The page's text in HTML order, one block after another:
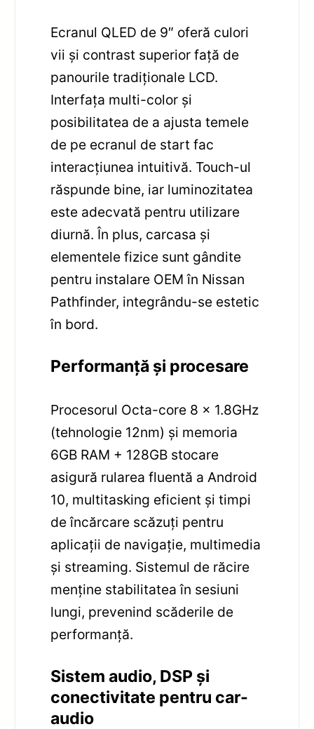
Ecranul QLED de 9″ oferă culori
vii și contrast superior față de
panourile tradiționale LCD.
Interfața multi-color și
posibilitatea de a ajusta temele
de pe ecranul de start fac
interacțiunea intuitivă. Touch-ul
răspunde bine, iar luminozitatea
este adecvată pentru utilizare
diurnă. În plus, carcasa și
elementele fizice sunt gândite
pentru instalare OEM în Nissan
Pathfinder, integrându-se estetic
în bord.
Performanță și procesare
Procesorul Octa-core 8 x 1.8GHz
(tehnologie 12nm) și memoria
6GB RAM + 128GB stocare
asigură rularea fluentă a Android
10, multitasking eficient și timpi
de încărcare scăzuți pentru
aplicații de navigație, multimedia
și streaming. Sistemul de răcire
menține stabilitatea în sesiuni
lungi, prevenind scăderile de
performanță.
Sistem audio, DSP și
conectivitate pentru car-
audio